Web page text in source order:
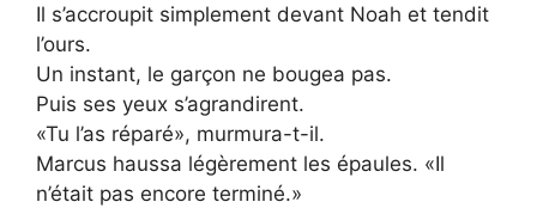
Il s’accroupit simplement devant Noah et tendit
l’ours.
Un instant, le garçon ne bougea pas.
Puis ses yeux s’agrandirent.
«Tu l’as réparé», murmura-t-il.
Marcus haussa légèrement les épaules. «Il
n’était pas encore terminé.»